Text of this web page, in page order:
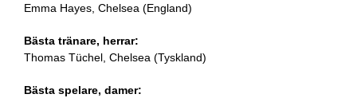
Emma Hayes, Chelsea (England)
Bästa tränare, herrar:
Thomas Tüchel, Chelsea (Tyskland)
Bästa spelare, damer: